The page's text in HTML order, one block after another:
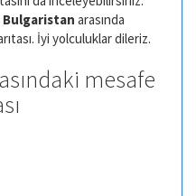
Bulgaristan arasında
İyi yolculuklar dileriz.
mesafe